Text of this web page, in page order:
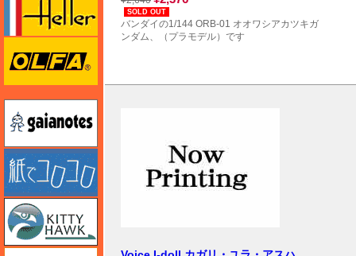
SOLD OUT
バンダイの1/144 ORB-01 オオワシアカツキガ
ンダム、（プラモデル）です
オルファ
キネテック